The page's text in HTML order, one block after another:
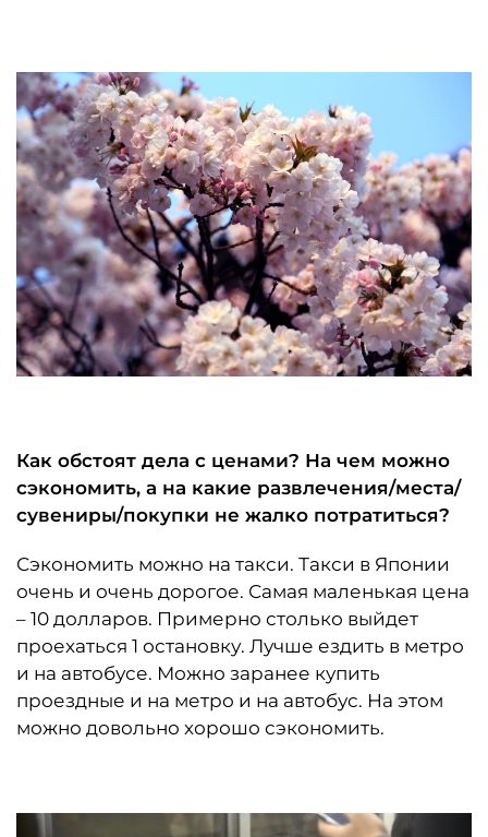
Как обстоят дела с ценами? На чем можно
сэкономить, а на какие развлечения/места/
сувениры/покупки не жалко потратиться?
Сэкономить можно на такси. Такси в Японии
очень и очень дорогое. Самая маленькая цена
– 10 долларов. Примерно столько выйдет
проехаться 1 остановку. Лучше ездить в метро
и на автобусе. Можно заранее купить
проездные и на метро и на автобус. На этом
можно довольно хорошо сэкономить.